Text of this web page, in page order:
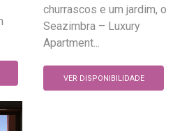
churrascos e um jardim, o
Seazimbra – Luxury
Apartment...
VER DISPONIBILIDADE